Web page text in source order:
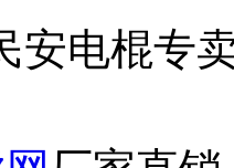
安电棍专